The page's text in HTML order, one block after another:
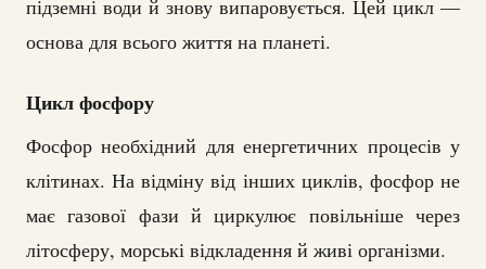
підземні води й знову випаровується. Цей цикл —
основа для всього життя на планеті.
Цикл фосфору
Фосфор необхідний для енергетичних процесів у
клітинах. На відміну від інших циклів, фосфор не
має газової фази й циркулює повільніше через
літосферу, морські відкладення й живі організми.